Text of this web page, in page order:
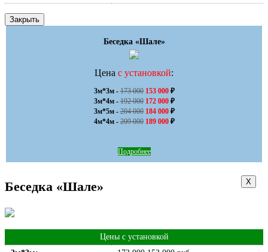
Закрыть
Беседка «Шале»
Цена с установкой:
3м*3м - 173 000 153 000 ₽
3м*4м - 192 000 172 000 ₽
3м*5м - 204 000 184 000 ₽
4м*4м - 209 000 189 000 ₽
Подробнее
Х
Беседка «Шале»
Цены с установкой